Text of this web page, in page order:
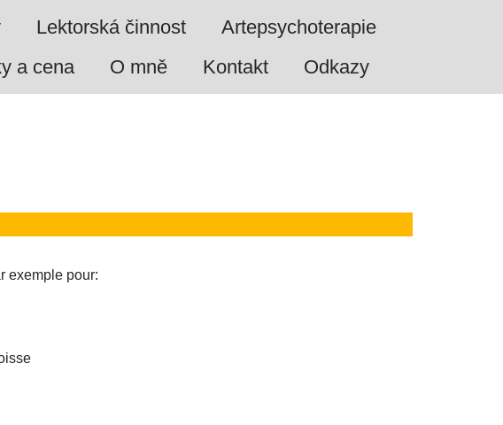
Lektorská činnost
Artepsychoterapie
a cena O mně Kontakt Odkazy
exemple pour: